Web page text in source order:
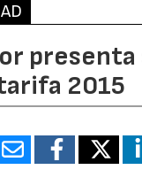
presenta
2015